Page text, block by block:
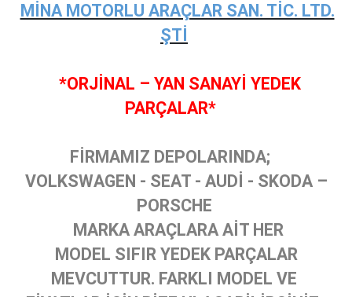
MİNA MOTORLU ARAÇLAR SAN. TİC. LTD.
ŞTİ
*ORJİNAL – YAN SANAYİ YEDEK
PARÇALAR*
FİRMAMIZ DEPOLARINDA;
VOLKSWAGEN - SEAT - AUDİ - SKODA –
PORSCHE
MARKA ARAÇLARA AİT HER
MODEL SIFIR YEDEK PARÇALAR
MEVCUTTUR. FARKLI MODEL VE